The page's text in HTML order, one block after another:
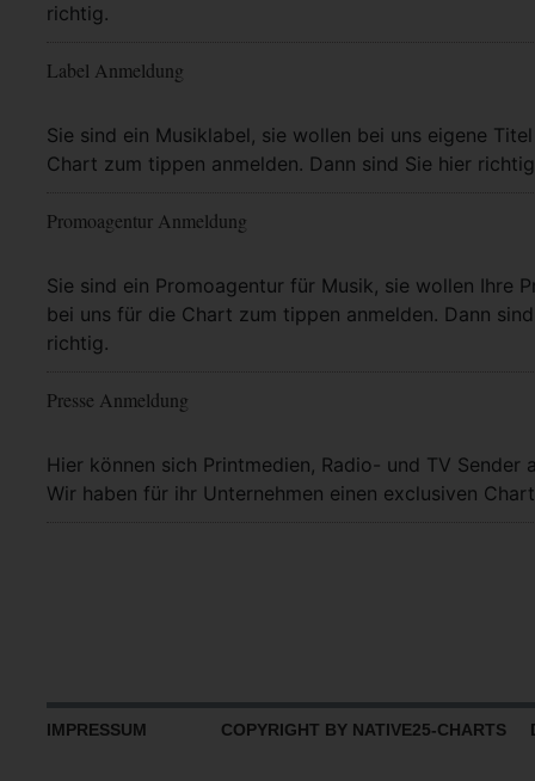
richtig.
Label Anmeldung
Sie sind ein Musiklabel, sie wollen bei uns eigene
Chart zum tippen anmelden. Dann sind Sie hier
Mehr Info
Promoagentur Anmeldung
Sie sind ein Promoagentur für Musik, sie wollen Ihre
bei uns für die Chart zum tippen anmelden. Dann
richtig.
Mehr Info
Presse Anmeldung
Hier können sich Printmedien, Radio- und TV Sender
Wir haben für ihr Unternehmen einen exclusiven
Mehr Info
IMPRESSUM COPYRIGHT BY NATIVE25-CHARTS